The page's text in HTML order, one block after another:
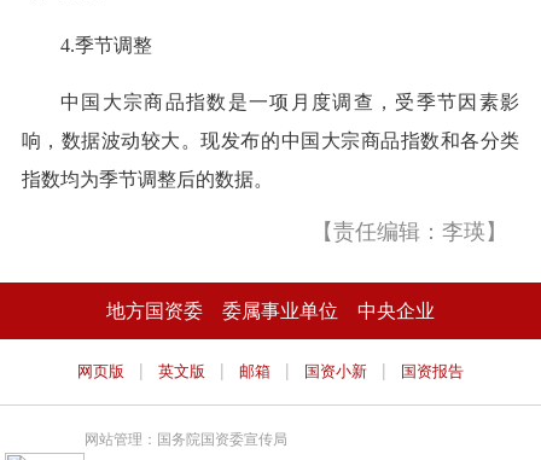
4.季节调整
中国大宗商品指数是一项月度调查，受季节因素影
响，数据波动较大。现发布的中国大宗商品指数和各分类
指数均为季节调整后的数据。
【责任编辑：李瑛】
地方国资委 委属事业单位 中央企业
网页版 | 英文版 | 邮箱 | 国资小新 | 国资报告
网站管理：国务院国资委宣传局